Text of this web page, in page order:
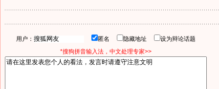
用户： 匿名 隐藏地址
设为辩论话题
*搜狗拼音输入法，中文处理专家>>